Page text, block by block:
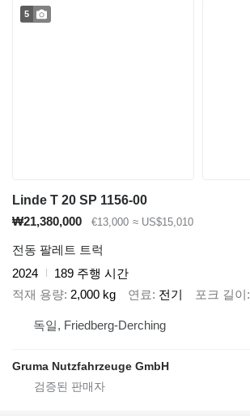
5
Linde T 20 SP 1156-00
₩21,380,000
€13,000 ≈ US$15,010
전동 팔레트 트럭
2024
189 주행 시간
적재 용량 2,000 kg 연료 전기 포크 길이
독일, Friedberg-Derching
Gruma Nutzfahrzeuge GmbH